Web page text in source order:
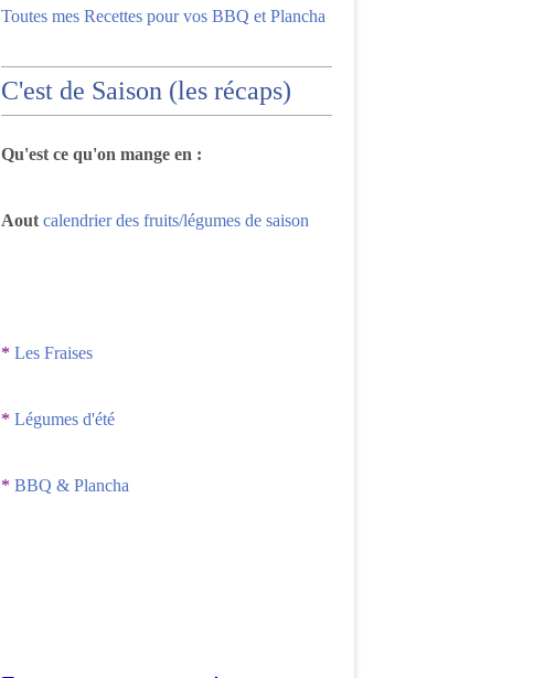
Toutes mes Recettes pour vos BBQ et Plancha
C'est de Saison (les récaps)
Qu'est ce qu'on mange en :
Aout calendrier des fruits/légumes de saison
* Les Fraises
* Légumes d'été
* BBQ & Plancha